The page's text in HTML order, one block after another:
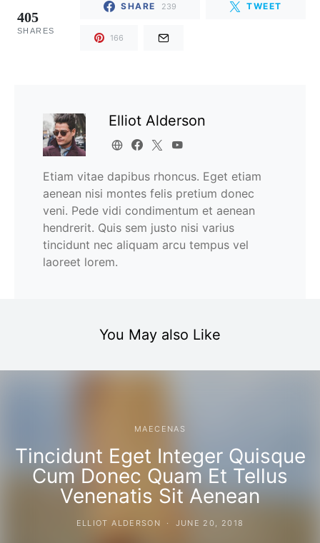
405
SHARES
SHARE 239 TWEET
166
Elliot Alderson
Etiam vitae dapibus rhoncus. Eget etiam
aenean nisi montes felis pretium donec
veni. Pede vidi condimentum et aenean
hendrerit. Quis sem justo nisi varius
tincidunt nec aliquam arcu tempus vel
laoreet lorem.
You May also Like
MAECENAS
Tincidunt Eget Integer Quisque
Cum Donec Quam Et Tellus
Venenatis Sit Aenean
ELLIOT ALDERSON JUNE 20, 2018